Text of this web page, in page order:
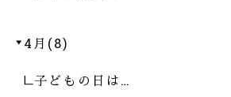
4月(8)
子どもの日は…